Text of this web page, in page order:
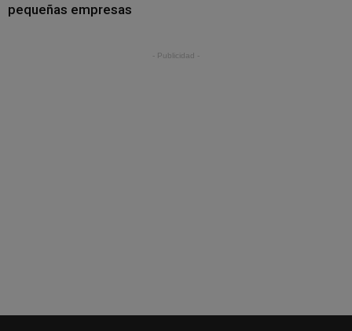
pequeñas empresas
- Publicidad -